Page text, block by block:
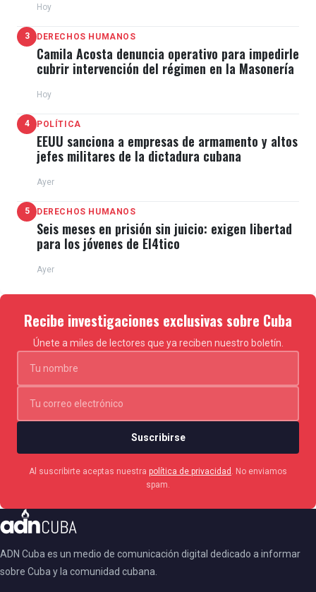
Hoy
3 DERECHOS HUMANOS
Camila Acosta denuncia operativo para impedirle
cubrir intervención del régimen en la Masonería
Hoy
4 POLÍTICA
EEUU sanciona a empresas de armamento y altos
jefes militares de la dictadura cubana
Ayer
5 DERECHOS HUMANOS
Seis meses en prisión sin juicio: exigen libertad
para los jóvenes de El4tico
Ayer
Recibe investigaciones exclusivas sobre Cuba
Únete a miles de lectores que ya reciben nuestro boletín.
Suscribirse
Al suscribirte aceptas nuestra política de privacidad
. No enviamos
spam.
ADN Cuba es un medio de comunicación digital dedicado a informar
sobre Cuba y la comunidad cubana.